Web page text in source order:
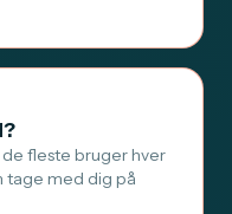
fleste bruger hver
tage med dig på